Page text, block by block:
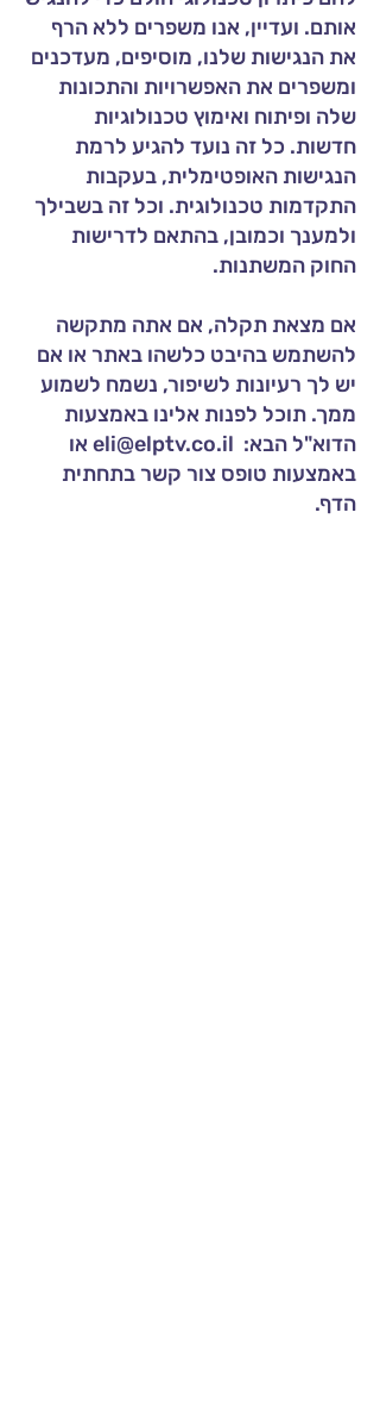
אותם. ועדיין, אנו משפרים ללא הרף
את הנגישות שלנו, מוסיפים, מעדכנים
ומשפרים את האפשרויות והתכונות
שלה ופיתוח ואימוץ טכנולוגיות
חדשות. כל זה נועד להגיע לרמת
הנגישות האופטימלית, בעקבות
התקדמות טכנולוגית. וכל זה בשבילך
ולמענך וכמובן, בהתאם לדרישות
החוק המשתנות.
אם מצאת תקלה, אם אתה מתקשה
להשתמש בהיבט כלשהו באתר או אם
יש לך רעיונות לשיפור, נשמח לשמוע
ממך. תוכל לפנות אלינו באמצעות
הדוא"ל הבא: eli@elptv.co.il או
באמצעות טופס צור קשר בתחתית
הדף.